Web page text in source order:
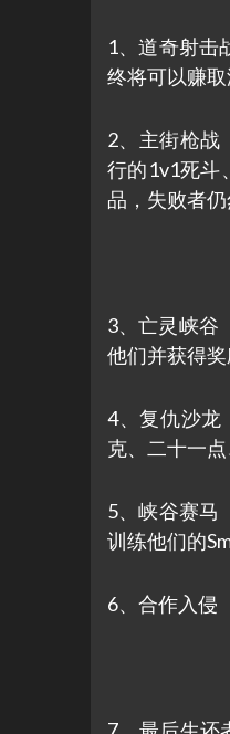
1、道奇射击
终将可以赚取
2、主街枪战
行的1v1死斗
品，失败者
3、亡灵峡谷
他们并获得奖
4、复仇沙龙
克、二十一点
5、峡谷赛马
训练他们的
6、合作入侵